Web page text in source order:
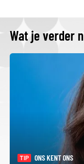
Wat je verder
TIP
ONS KENT ONS